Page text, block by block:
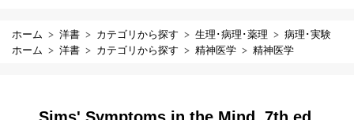
ホーム 洋書 カテゴリから探す 生理･病理･薬理
病理･実験
ホーム
洋書 カテゴリから探す 精神医学 精神医学